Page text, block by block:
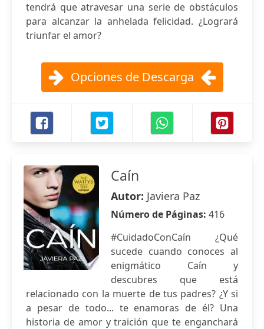
tendrá que atravesar una serie de obstáculos
para alcanzar la anhelada felicidad. ¿Logrará
triunfar el amor?
Opciones de Descarga
Caín
Autor: Javiera Paz
Número de Páginas: 416
#CuidadoConCaín ¿Qué
sucede cuando conoces al
enigmático Caín y
descubres que está
relacionado con la muerte de tus padres? ¿Y si
a pesar de todo... te enamoras de él? Una
historia de amor y traición que te enganchará